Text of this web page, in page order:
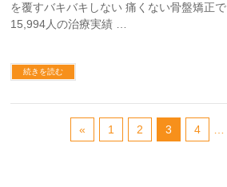
を覆すバキバキしない 痛くない骨盤矯正で
15,994人の治療実績 …
続きを読む
« 1 2 3 4